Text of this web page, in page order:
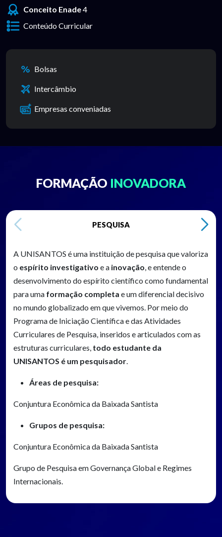
Conceito Enade4
Conteúdo Curricular
Bolsas
Intercâmbio
Empresas conveniadas
FORMAÇÃO INOVADORA
PESQUISA
A UNISANTOS é uma instituição de pesquisa que valoriza
o espírito investigativo e a inovação, e entende o
desenvolvimento do espírito científico como fundamental
para uma formação completa e um diferencial decisivo
no mundo globalizado em que vivemos. Por meio do
Programa de Iniciação Científica e das Atividades
Curriculares de Pesquisa, inseridos e articulados com as
estruturas curriculares, todo estudante da
UNISANTOS é um pesquisador.
Áreas de pesquisa:
Conjuntura Econômica da Baixada Santista
Grupos de pesquisa:
Conjuntura Econômica da Baixada Santista
Grupo de Pesquisa em Governança Global e Regimes
Internacionais.